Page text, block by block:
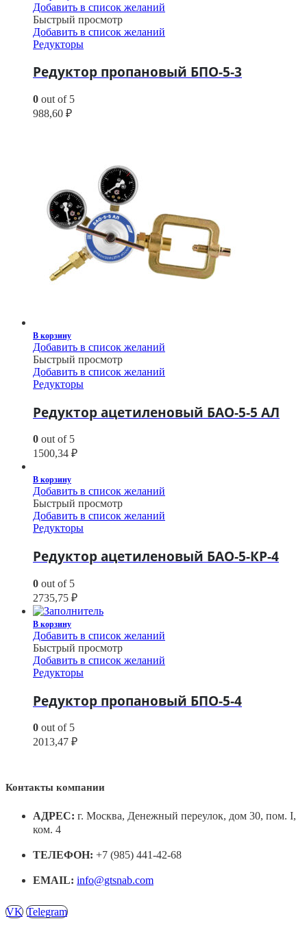
Добавить в список желаний
Быстрый просмотр
Добавить в список желаний
Редукторы
Редуктор пропановый БПО-5-3
0 out of 5
988,60 ₽
В корзину
Добавить в список желаний
Быстрый просмотр
Добавить в список желаний
Редукторы
Редуктор ацетиленовый БАО-5-5 АЛ
0 out of 5
1500,34 ₽
В корзину
Добавить в список желаний
Быстрый просмотр
Добавить в список желаний
Редукторы
Редуктор ацетиленовый БАО-5-КР-4
0 out of 5
2735,75 ₽
В корзину
Добавить в список желаний
Быстрый просмотр
Добавить в список желаний
Редукторы
Редуктор пропановый БПО-5-4
0 out of 5
2013,47 ₽
Контакты компании
АДРЕС: г. Москва, Денежный переулок, дом 30, пом. I,
ком. 4
ТЕЛЕФОН: +7 (985) 441-42-68
EMAIL: info@gtsnab.com
VK Telegram